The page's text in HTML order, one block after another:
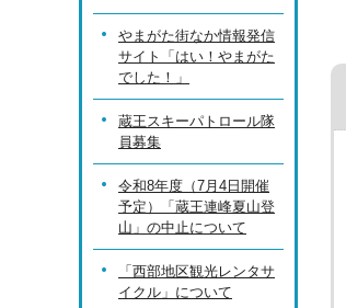
やまがた街なか情報発信
サイト「はい！やまがた
でした！」
蔵王スキーパトロール隊
員募集
令和8年度（7月4日開催
予定）「蔵王連峰夏山登
山」の中止について
「西部地区観光レンタサ
イクル」について